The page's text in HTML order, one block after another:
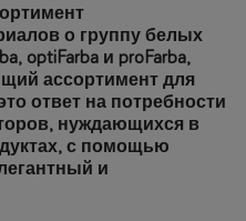
о группу белых
optiFarba и proFarba,
ассортимент для
ответ на потребности
нуждающихся в
с помощью
и